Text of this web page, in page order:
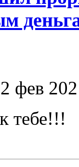
фев
тебе!!!